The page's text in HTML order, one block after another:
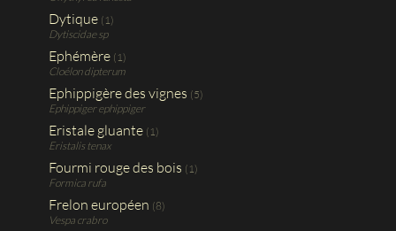
Dytique (1)
Dytiscidae sp
Ephémère (1)
Cloélon dipterum
Ephippigère des vignes (5)
Ephippiger ephippiger
Eristale gluante (1)
Eristalis tenax
Fourmi rouge des bois (1)
Formica rufa
Frelon européen (8)
Vespa crabro